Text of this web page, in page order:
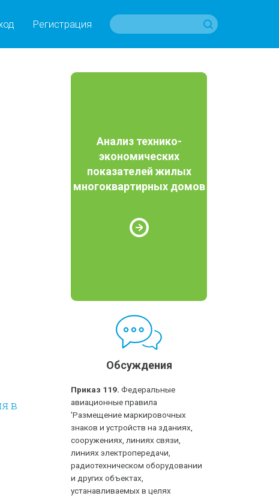
Регистрация
в
Анализ технико-
экономических
показателей жилых
многоквартирных домов
Обсуждения
Приказ 119. Федеральные
авиационные правила
'Размещение маркировочных
знаков и устройств на зданиях,
сооружениях, линиях связи,
линиях электропередачи,
радиотехническом оборудовании
и других объектах,
устанавливаемых в целях